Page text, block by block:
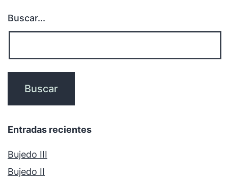
Buscar...
Entradas recientes
Bujedo III
Bujedo II